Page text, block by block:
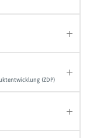
(ZDP)